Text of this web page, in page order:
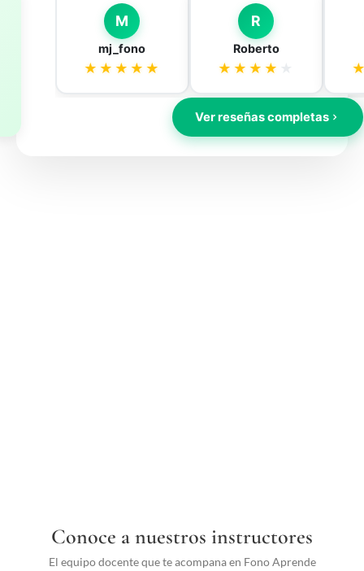
Conoce a nuestros instructores
El equipo docente que te acompana en Fono Aprende